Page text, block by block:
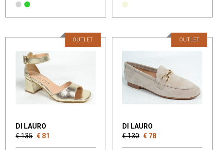
DI LAURO
€ 135 € 81
OUTLET
DI LAURO
€ 130 € 78
OUTLET